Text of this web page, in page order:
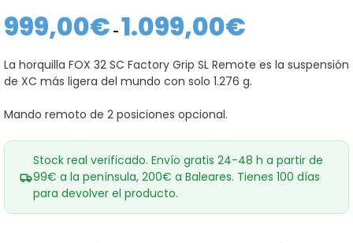
999,00€ - 1.099,00€
desde
999,00€
hasta
La horquilla FOX 32 SC Factory Grip SL Remote es la suspensión
de XC más ligera del mundo con solo 1.276 g.
Mando remoto de 2 posiciones opcional.
Stock real verificado. Envío gratis 24-48 h a partir de
99€ a la península, 200€ a Baleares. Tienes 100 días
para devolver el producto.